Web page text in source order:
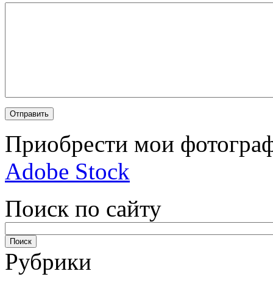
Приобрести мои
Adobe Stock
Поиск по сайту
Рубрики